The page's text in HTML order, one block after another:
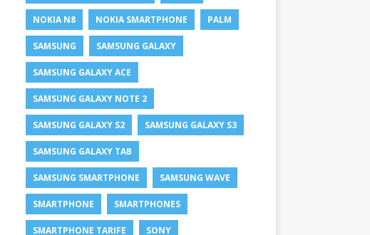
NOKIA N8 NOKIA SMARTPHONE PALM
SAMSUNG SAMSUNG GALAXY
SAMSUNG GALAXY ACE
SAMSUNG GALAXY NOTE 2
SAMSUNG GALAXY S2 SAMSUNG GALAXY S3
SAMSUNG GALAXY TAB
SAMSUNG SMARTPHONE SAMSUNG WAVE
SMARTPHONE SMARTPHONES
SMARTPHONE TARIFE SONY